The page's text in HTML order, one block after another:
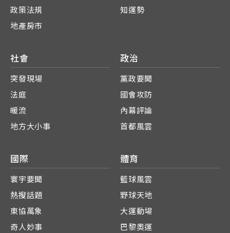
政策法規
地產房市
知運勢
社會
突發現場
法庭
暖流
地方大小事
政治
黨政要聞
國會攻防
內幕評論
首都風雲
國際
寰宇要聞
熱搜話題
東協萬象
奇人妙事
體育
籃球風雲
野球天地
大運動場
巴黎奧運